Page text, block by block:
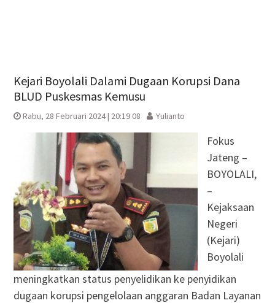
Kejari Boyolali Dalami Dugaan Korupsi Dana
BLUD Puskesmas Kemusu
Rabu, 28 Februari 2024 | 20:19 08 Yulianto
Fokus
Jateng –
BOYOLALI,
–
Kejaksaan
Negeri
(Kejari)
Boyolali
meningkatkan status penyelidikan ke penyidikan
dugaan korupsi pengelolaan anggaran Badan Layanan